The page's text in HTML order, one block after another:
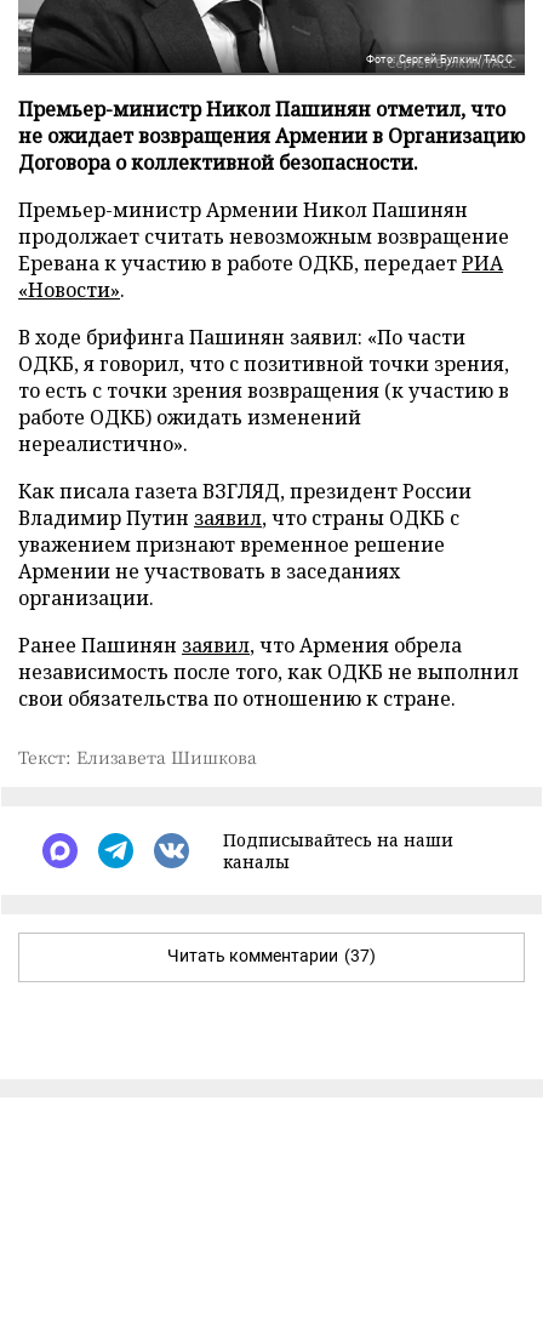
Фото: Сергей Булкин/ТАСС
Премьер-министр Никол Пашинян отметил, что
не ожидает возвращения Армении в Организацию
Договора о коллективной безопасности.
Премьер-министр Армении Никол Пашинян
продолжает считать невозможным возвращение
Еревана к участию в работе ОДКБ, передаетРИА
«Новости».
В ходе брифинга Пашинян заявил: «По части
ОДКБ, я говорил, что с позитивной точки зрения,
то есть с точки зрения возвращения (к участию в
работе ОДКБ) ожидать изменений
нереалистично».
Как писала газета ВЗГЛЯД, президент России
Владимир Путин заявил, что страны ОДКБ с
уважением признают временное решение
Армении не участвовать в заседаниях
организации.
Ранее Пашинян заявил, что Армения обрела
независимость после того, как ОДКБ не выполнил
свои обязательства по отношению к стране.
Текст: Елизавета Шишкова
Подписывайтесь на наши
каналы
Читать комментарии (37)